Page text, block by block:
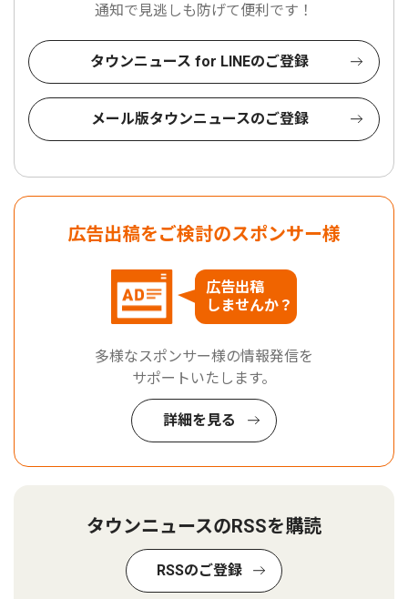
通知で見逃しも防げて便利です！
タウンニュース for LINEのご登録
メール版タウンニュースのご登録
広告出稿をご検討のスポンサー様
広告出稿
しませんか？
多様なスポンサー様の情報発信を
サポートいたします。
詳細を見る
タウンニュースのRSSを購読
RSSのご登録